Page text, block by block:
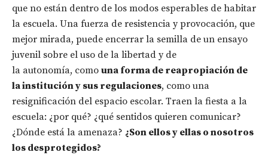
que no están dentro de los modos esperables de habitar
la escuela. Una fuerza de resistencia y provocación, que
mejor mirada, puede encerrar la semilla de un ensayo
juvenil sobre el uso de la libertad y de
la autonomía, como una forma de reapropiación de
la institución y sus regulaciones, como una
resignificación del espacio escolar. Traen la fiesta a la
escuela: ¿por qué? ¿qué sentidos quieren comunicar?
¿Dónde está la amenaza? ¿Son ellos y ellas o nosotros
los desprotegidos?